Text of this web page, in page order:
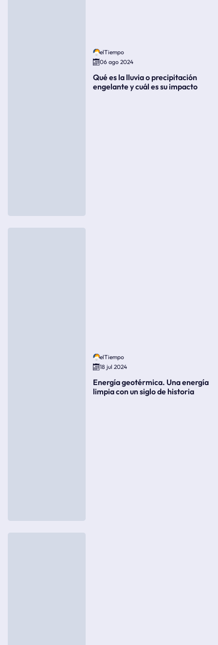
elTiempo
06 ago 2024
Qué es la lluvia o precipitación
engelante y cuál es su impacto
elTiempo
18 jul 2024
Energía geotérmica. Una energía
limpia con un siglo de historia